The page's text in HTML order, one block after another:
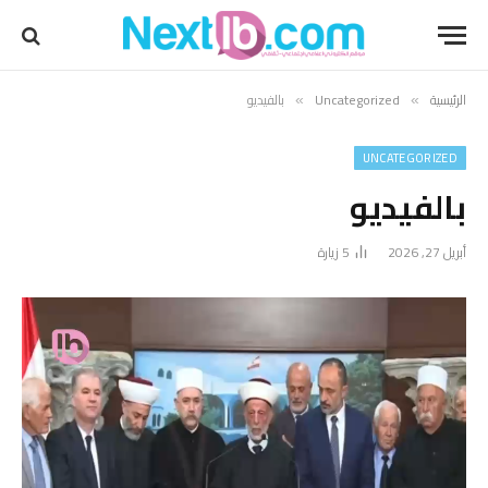
الرئيسية »
Uncategorized
» بالفيديو
UNCATEGORIZED
بالفيديو
أبريل 27, 2026 5 زيارة